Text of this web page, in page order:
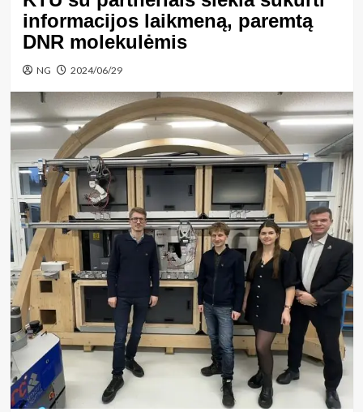
informacijos laikmeną, paremtą
DNR molekulėmis
NG 2024/06/29